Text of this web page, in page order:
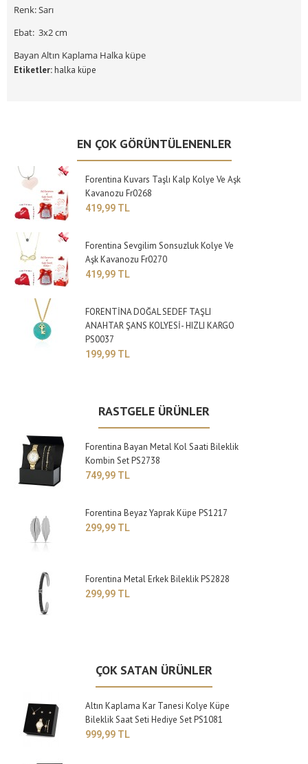
Renk: Sarı
Ebat: 3x2 cm
Bayan Altın Kaplama Halka küpe
Etiketler:halka küpe
EN ÇOK GÖRÜNTÜLENENLER
Forentina Kuvars Taşlı Kalp Kolye Ve Aşk
Kavanozu Fr0268
419,99 TL
Forentina Sevgilim Sonsuzluk Kolye Ve
Aşk Kavanozu Fr0270
419,99 TL
FORENTİNA DOĞAL SEDEF TAŞLI
ANAHTAR ŞANS KOLYESİ- HIZLI KARGO
PS0037
199,99 TL
RASTGELE ÜRÜNLER
Forentina Bayan Metal Kol Saati Bileklik
Kombin Set PS2738
749,99 TL
Forentina Beyaz Yaprak Küpe PS1217
299,99 TL
Forentina Metal Erkek Bileklik PS2828
299,99 TL
ÇOK SATAN ÜRÜNLER
Altın Kaplama Kar Tanesi Kolye Küpe
Bileklik Saat Seti Hediye Set PS1081
999,99 TL